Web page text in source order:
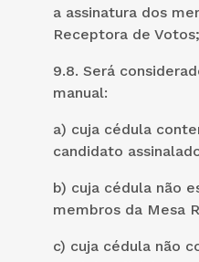
a assinatura dos
Receptora de Votos;
9.8. Será
manual:
a) cuja cédula
candidato
b) cuja cédula não
membros da Mesa
c) cuja cédula não